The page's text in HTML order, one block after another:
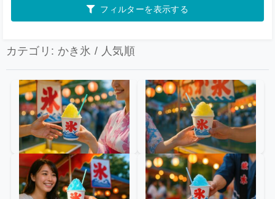
フィルターを表示する
カテゴリ: かき氷 / 人気順